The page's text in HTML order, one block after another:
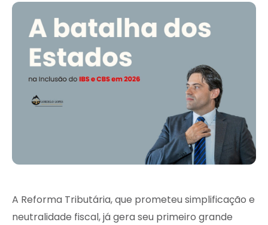
A Reforma Tributária, que prometeu simplificação e
neutralidade fiscal, já gera seu primeiro grande